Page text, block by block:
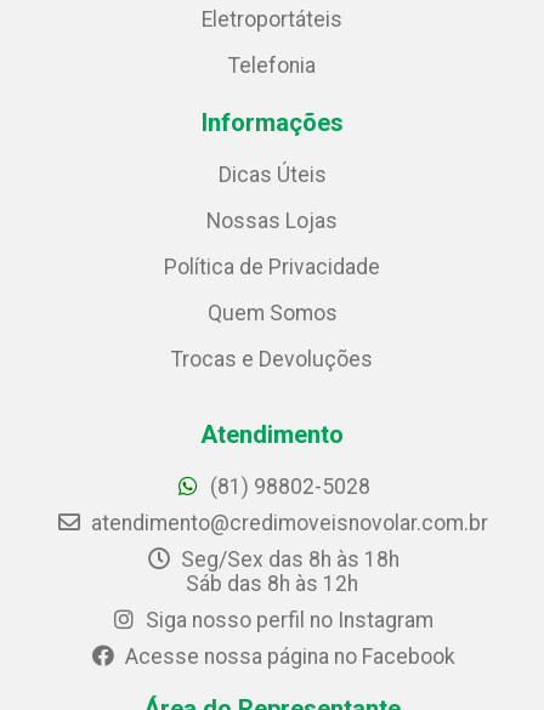
Eletroportáteis
Telefonia
Informações
Dicas Úteis
Nossas Lojas
Política de Privacidade
Quem Somos
Trocas e Devoluções
Atendimento
(81) 98802-5028
atendimento@credimoveisnovolar.com.br
Seg/Sex das 8h às 18h
Sáb das 8h às 12h
Siga nosso perfil no Instagram
Acesse nossa página no Facebook